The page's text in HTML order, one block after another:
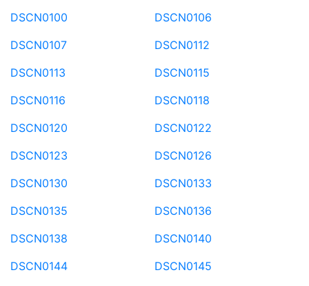
DSCN0100
DSCN0106
DSCN0107
DSCN0112
DSCN0113
DSCN0115
DSCN0116
DSCN0118
DSCN0120
DSCN0122
DSCN0123
DSCN0126
DSCN0130
DSCN0133
DSCN0135
DSCN0136
DSCN0138
DSCN0140
DSCN0144
DSCN0145